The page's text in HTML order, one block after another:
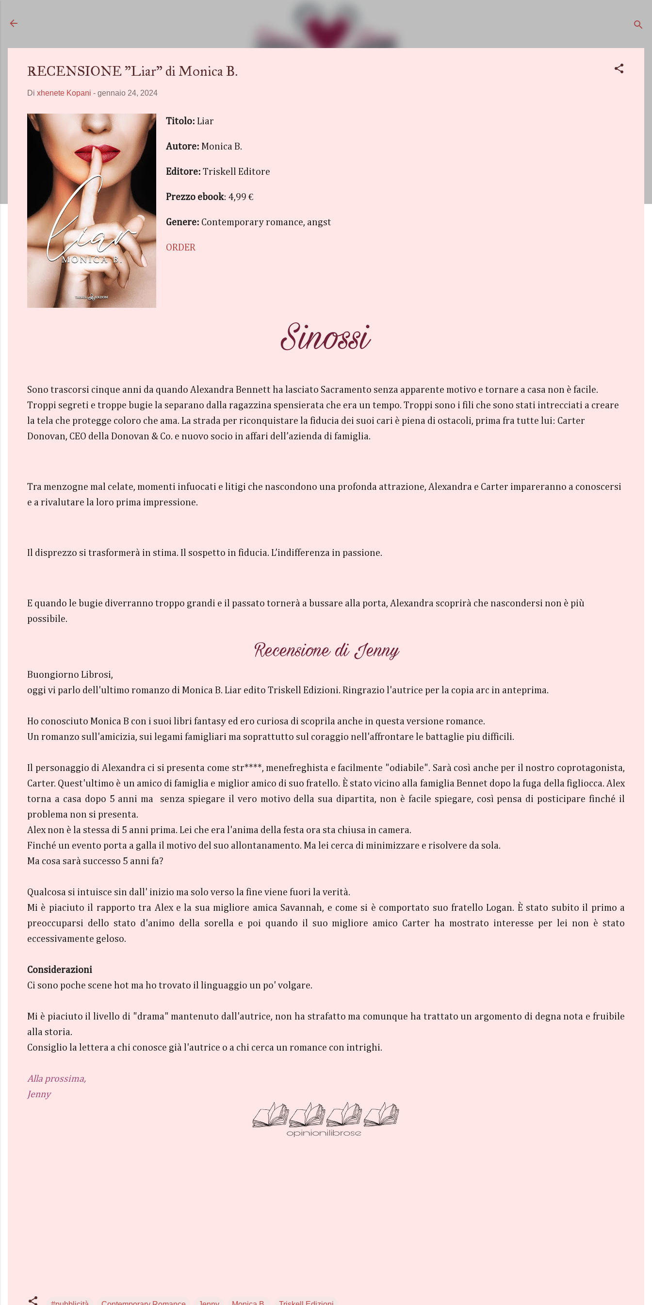
RECENSIONE "Liar" di Monica B.
Di xhenete Kopani - gennaio 24, 2024
Titolo: Liar
Autore: Monica B.
Editore: Triskell Editore
Prezzo ebook: 4,99 €
Genere: Contemporary romance, angst
ORDER
Sono trascorsi cinque anni da quando Alexandra Bennett ha lasciato Sacramento senza apparente motivo e tornare a casa non è facile.
Troppi segreti e troppe bugie la separano dalla ragazzina spensierata che era un tempo. Troppi sono i fili che sono stati intrecciati a creare
la tela che protegge coloro che ama. La strada per riconquistare la fiducia dei suoi cari è piena di ostacoli, prima fra tutte lui: Carter
Donovan, CEO della Donovan & Co. e nuovo socio in affari dell’azienda di famiglia.
Tra menzogne mal celate, momenti infuocati e litigi che nascondono una profonda attrazione, Alexandra e Carter impareranno a conoscersi
e a rivalutare la loro prima impressione.
Il disprezzo si trasformerà in stima. Il sospetto in fiducia. L’indifferenza in passione.
E quando le bugie diverranno troppo grandi e il passato tornerà a bussare alla porta, Alexandra scoprirà che nascondersi non è più
possibile.
Buongiorno Librosi,
oggi vi parlo dell'ultimo romanzo di Monica B. Liar edito Triskell Edizioni. Ringrazio l'autrice per la copia arc in anteprima.
Ho conosciuto Monica B con i suoi libri fantasy ed ero curiosa di scoprila anche in questa versione romance.
Un romanzo sull'amicizia, sui legami famigliari ma soprattutto sul coraggio nell'affrontare le battaglie piu difficili.
Il personaggio di Alexandra ci si presenta come str****, menefreghista e facilmente "odiabile". Sarà così anche per il nostro coprotagonista,
Carter. Quest'ultimo è un amico di famiglia e miglior amico di suo fratello. È stato vicino alla famiglia Bennet dopo la fuga della figliocca. Alex
torna a casa dopo 5 anni ma senza spiegare il vero motivo della sua dipartita, non è facile spiegare, così pensa di posticipare finché il
problema non si presenta.
Alex non è la stessa di 5 anni prima. Lei che era l'anima della festa ora sta chiusa in camera.
Finché un evento porta a galla il motivo del suo allontanamento. Ma lei cerca di minimizzare e risolvere da sola.
Ma cosa sarà successo 5 anni fa?
Qualcosa si intuisce sin dall' inizio ma solo verso la fine viene fuori la verità.
Mi è piaciuto il rapporto tra Alex e la sua migliore amica Savannah, e come si è comportato suo fratello Logan. È stato subito il primo a
preoccuparsi dello stato d'animo della sorella e poi quando il suo migliore amico Carter ha mostrato interesse per lei non è stato
eccessivamente geloso.
Considerazioni
Ci sono poche scene hot ma ho trovato il linguaggio un po' volgare.
Mi è piaciuto il livello di "drama" mantenuto dall'autrice, non ha strafatto ma comunque ha trattato un argomento di degna nota e fruibile
alla storia.
Consiglio la lettera a chi conosce già l'autrice o a chi cerca un romance con intrighi.
Alla prossima,
Jenny